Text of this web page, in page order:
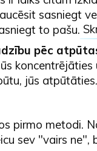
sasniegt
to pašu.
pēc
jūs atpūtāties.
pirmo metodi.
sev "vairs ne",